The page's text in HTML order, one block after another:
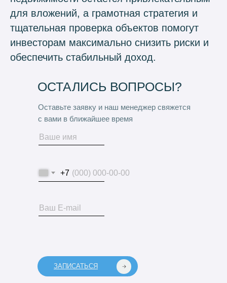
для вложений, а грамотная стратегия и
тщательная проверка объектов помогут
инвесторам максимально снизить риски и
обеспечить стабильный доход.
Оставьте заявку и наш менеджер свяжется
с вами в ближайшее время
+7
ЗАПИСАТЬСЯ
ОСТАЛИСЬ ВОПРОСЫ?